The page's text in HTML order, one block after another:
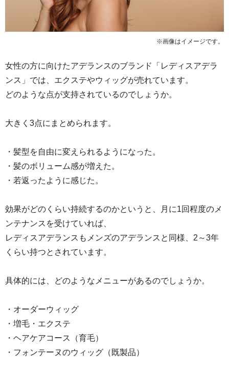
※画像はイメージです。
女性の方に向けたアデランスのブランド「レディスアデラ
ンス」では、エクステやウィッグが売れています。
どのような点が支持されているのでしょうか。
大きく3点にまとめられます。
・髪型を自由に変えられるようになった。
・髪のボリューム感が増えた。
・若返ったように感じた。
効果がどのくらい持続するのかというと、月に1回程度のメ
ンテナンスを受けていれば、
レディスアデランスもメンズのアデランスと同様、2～3年
くらい持つとされています。
具体的には、どのようなメニューがあるのでしょうか。
・オーダーウィッグ
・増毛・エクステ
・ヘアケアコース（育毛）
・フォンテーヌのウィッグ（既製品）